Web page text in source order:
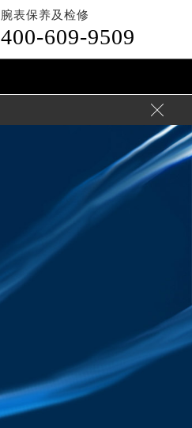
腕表保养及检修
400-609-9509
